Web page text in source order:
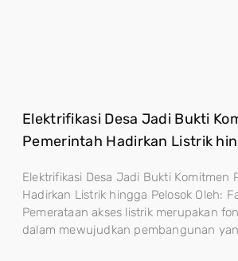
Elektrifikasi Desa Jadi Bukti
Pemerintah Hadirkan Listrik
Elektrifikasi Desa Jadi Bukti Komitmen
Hadirkan Listrik hingga Pelosok Oleh:
Pemerataan akses listrik merupakan
dalam mewujudkan pembangunan